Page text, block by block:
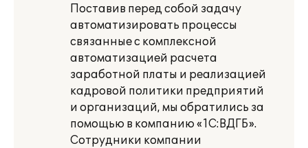
Поставив перед собой задачу
автоматизировать процессы
связанные с комплексной
автоматизацией расчета
заработной платы и реализацией
кадровой политики предприятий
и организаций, мы обратились за
помощью в компанию «1С:ВДГБ».
Сотрудники компании